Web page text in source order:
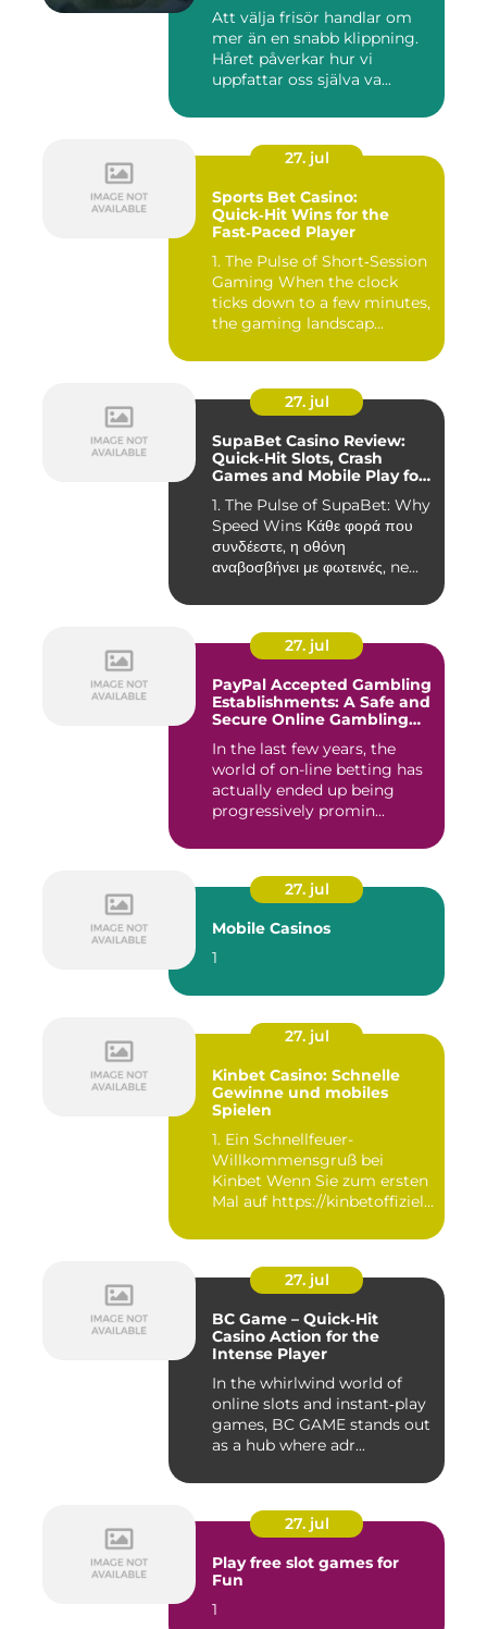
Att välja frisör handlar om
mer än en snabb klippning.
Håret påverkar hur vi
uppfattar oss själva va...
27. jul
Sports Bet Casino:
Quick‑Hit Wins for the
Fast‑Paced Player
1. The Pulse of Short‑Session
Gaming When the clock
ticks down to a few minutes,
the gaming landscap...
27. jul
SupaBet Casino Review:
Quick‑Hit Slots, Crash
Games and Mobile Play for
1. The Pulse of SupaBet: Why
Speed Wins Κάθε φορά που
συνδέεστε, η οθόνη
αναβοσβήνει με φωτεινές, ne...
27. jul
PayPal Accepted Gambling
Establishments: A Safe and
Secure Online Gambling
In the last few years, the
world of on-line betting has
actually ended up being
progressively promin...
27. jul
Mobile Casinos
1
27. jul
Kinbet Casino: Schnelle
Gewinne und mobiles
Spielen
1. Ein Schnellfeuer-
Willkommensgruß bei
Kinbet Wenn Sie zum ersten
Mal auf https://kinbetoffiziell-
27. jul
BC Game – Quick‑Hit
Casino Action for the
Intense Player
In the whirlwind world of
online slots and instant‑play
games, BC GAME stands out
as a hub where adr...
27. jul
Play free slot games for
Fun
1